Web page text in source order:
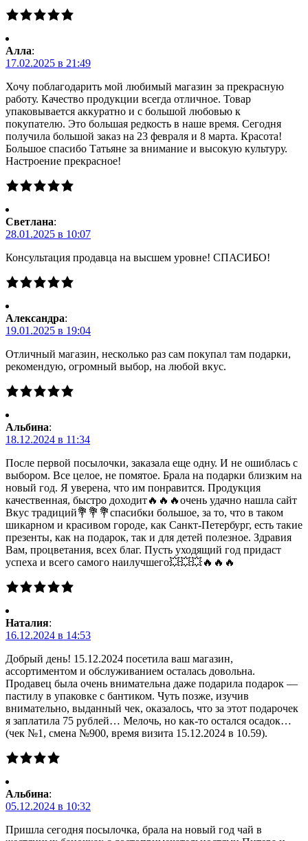
Алла:
17.02.2025 в 21:49
Хочу поблагодарить мой любимый магазин за прекрасную
работу. Качество продукции всегда отличное. Товар
упаковывается аккуратно и с большой любовью к
покупателю. Это большая редкость в наше время. Сегодня
получила большой заказ на 23 февраля и 8 марта. Красота!
Большое спасибо Татьяне за внимание и высокую культуру.
Настроение прекрасное!
Светлана:
28.01.2025 в 10:07
Консультация продавца на высшем уровне! СПАСИБО!
Александра:
19.01.2025 в 19:04
Отличный магазин, несколько раз сам покупал там подарки,
рекомендую, огромный выбор, на любой вкус.
Альбина:
18.12.2024 в 11:34
После первой посылочки, заказала еще одну. И не ошиблась с
выбором. Все целое, не помятое. Брала на подарки близким на
новый год. Я уверена, что им понравится. Продукция
качественная, быстро доходит🔥🔥🔥очень удачно нашла сайт
Вкус традиций💐💐💐спасибки большое, за то, что в таком
шикарном и красивом городе, как Санкт-Петербург, есть такие
презенты, как на подарок, так и для детей полезное. Здравия
Вам, процветания, всех благ. Пусть уходящий год придаст
успеха и всего самого наилучшего💥💥💥🔥🔥🔥
Наталия:
16.12.2024 в 14:53
Добрый день! 15.12.2024 посетила ваш магазин,
ассортиментом и обслуживанием осталась довольна.
Продавец была очень внимательна даже подарила подарок —
пастилу в упаковке с бантиком. Чуть позже, изучив
внимательно, выданный чек, оказалось, что за этот подарочек
я заплатила 75 рублей… Мелочь, но как-то остался осадок…
(чек №1, смена №900, время визита 15.12.2024 в 10.59).
Альбина:
05.12.2024 в 10:32
Пришла сегодня посылочка, брала на новый год чай в